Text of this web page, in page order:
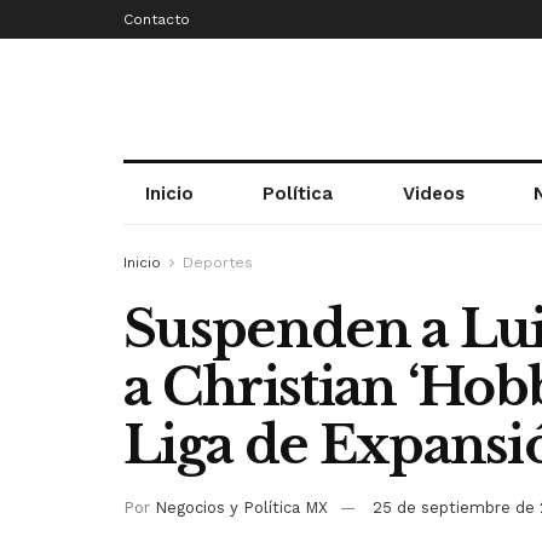
Contacto
Inicio Política Videos
Inicio Deportes
Suspenden a
a Christian
Liga de
Por Negocios y Política MX 25 de septiembre de